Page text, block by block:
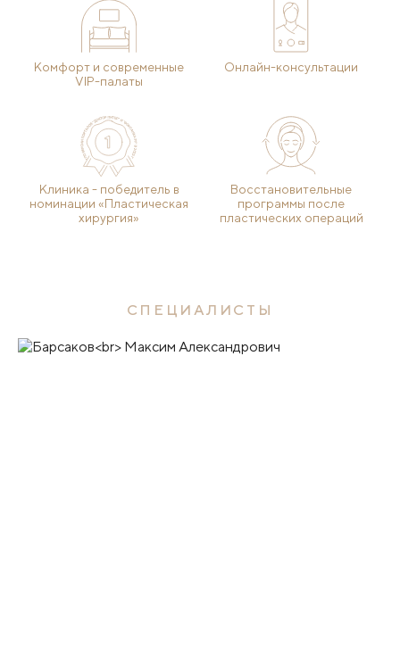
Комфорт и современные
VIP-палаты
Онлайн-консультации
Клиника - победитель в
номинации «Пластическая
хирургия»
Восстановительные
программы после
пластических операций
СПЕЦИАЛИСТЫ